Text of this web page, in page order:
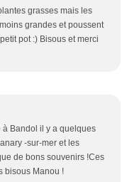
grasses mais les
grandes et poussent
pot :) Bisous et merci
à Bandol il y a quelques
-sur-mer et les
de bons souvenirs !Ces
bisous Manou !